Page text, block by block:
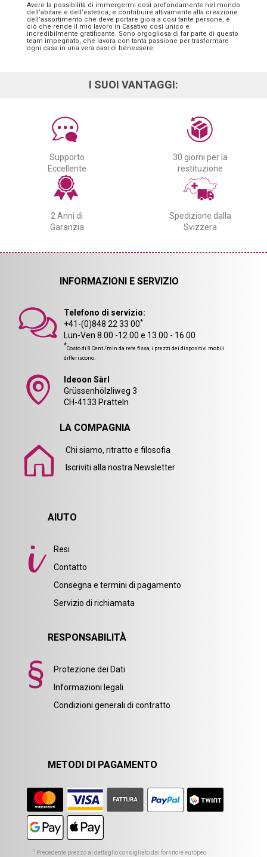
Avere la possibilità di immergermi così profondamente nel mondo
dell’abitare e dell’estetica, e contribuire attivamente alla creazione
dell’assortimento che deve portare gioia a così tante persone, è
ciò che rende il mio lavoro in Casativo così unico e
incredibilmente gratificante. Sono orgogliosa di far parte di questo
team impegnato, che lavora con tanta passione per trasformare
ogni casa in una vera oasi di benessere.
I SUOI VANTAGGI:
Supporto
Eccellente
30 giorni per la
restituzione
2 Anni di
Garanzia
Spedizione dalla
Svizzera
INFORMAZIONI E SERVIZIO
Telefono di servizio:
+41-(0)848 22 33 00*
Lun-Ven 8.00 -12.00 e 13.00 - 16.00
*Costo di 8 Cent./min da rete fissa, i prezzi dei dispositivi mobili
differiscono.
Ideoon Sàrl
Grüssenhölzliweg 3
CH-4133 Pratteln
LA COMPAGNIA
Chi siamo, ritratto e filosofia
Iscriviti alla nostra Newsletter
AIUTO
Resi
Contatto
Consegna e termini di pagamento
Servizio di richiamata
RESPONSABILITÀ
Protezione dei Dati
Informazioni legali
Condizioni generali di contratto
METODI DI PAGAMENTO
1 Precedente prezzo al dettaglio consigliato dal fornitore europeo